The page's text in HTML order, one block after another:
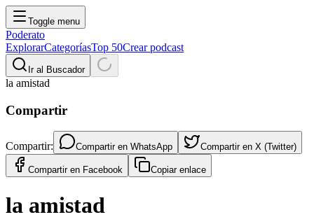
Toggle menu
Poderato
ExplorarCategoríasTop 50Crear podcast
Ir al Buscador
la amistad
Compartir
Compartir: Compartir en WhatsApp Compartir en X (Twitter)
Compartir en Facebook Copiar enlace
la amistad